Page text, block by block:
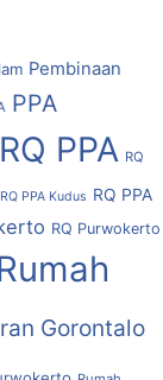
Pembinaan
PPA
RQ PPA RQ
RQ PPA Kudus RQ PPA
RQ Purwokerto
Gorontalo